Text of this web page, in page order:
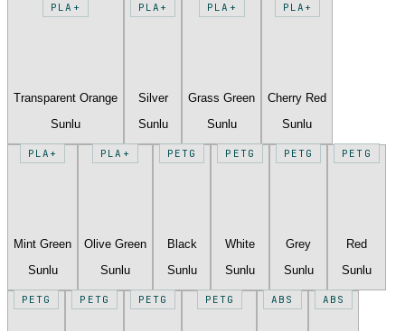
PLA+
Transparent Orange
Sunlu
PLA+
Silver
Sunlu
PLA+
Grass Green
Sunlu
PLA+
Cherry Red
Sunlu
PLA+
Mint Green
Sunlu
PLA+
Olive Green
Sunlu
PETG
Black
Sunlu
PETG
White
Sunlu
PETG
Grey
Sunlu
PETG
Red
Sunlu
PETG PETG PETG PETG ABS ABS